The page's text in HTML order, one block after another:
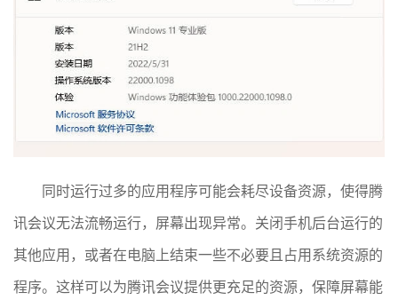
同时运行过多的应用程序可能会耗尽设备资源，使得腾
讯会议无法流畅运行，屏幕出现异常。关闭手机后台运行的
其他应用，或者在电脑上结束一些不必要且占用系统资源的
程序。这样可以为腾讯会议提供更充足的资源，保障屏幕能